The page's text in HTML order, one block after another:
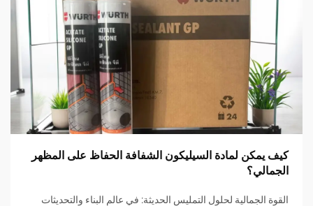
كيف يمكن لمادة السيليكون الشفافة الحفاظ على المظهر
الجمالي؟
القوة الجمالية لحلول التمليس الحديثة: في عالم البناء والتحديثات